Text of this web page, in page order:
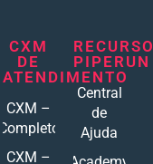
CXM
DE
ATENDIMENTO
CXM –
Completo
CXM –
PIPERUN
Central
de
Ajuda